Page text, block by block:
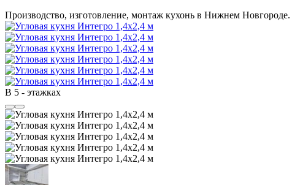
Производство, изготовление, монтаж кухонь в Нижнем Новгороде.
В 5 - этажках